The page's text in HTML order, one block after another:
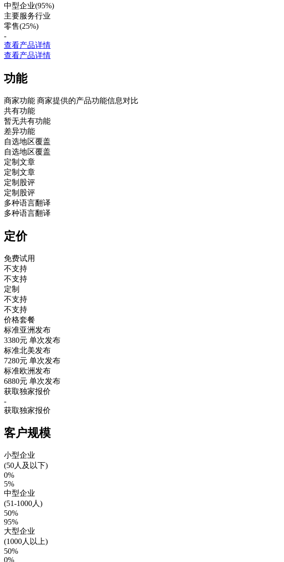
中型企业(95%)
主要服务行业
零售(25%)
-
查看产品详情
查看产品详情
功能
商家功能 商家提供的产品功能信息对比
共有功能
暂无共有功能
差异功能
自选地区覆盖
自选地区覆盖
定制文章
定制文章
定制股评
定制股评
多种语言翻译
多种语言翻译
定价
免费试用
不支持
不支持
定制
不支持
不支持
价格套餐
标准亚洲发布
3380元 单次发布
标准北美发布
7280元 单次发布
标准欧洲发布
6880元 单次发布
获取独家报价
-
获取独家报价
客户规模
小型企业
(50人及以下)
0%
5%
中型企业
(51-1000人)
50%
95%
大型企业
(1000人以上)
50%
0%